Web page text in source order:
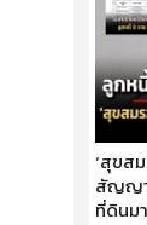
‘สุขส
สัญญา
ที่ดินม